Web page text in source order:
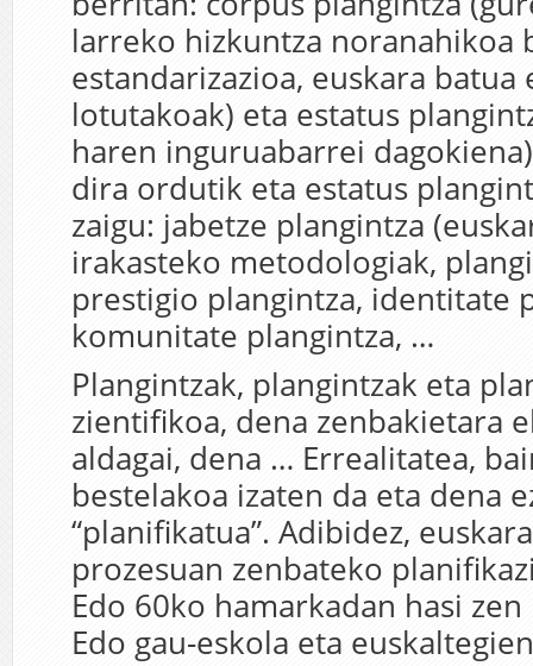
larreko hizkuntza noranahikoa
estandarizazioa, euskara batua
lotutakoak) eta estatus
haren inguruabarrei
dira ordutik eta estatus
zaigu: jabetze plangintza
irakasteko metodologiak,
prestigio plangintza, identitate
komunitate plangintza, …
Plangintzak, plangintzak eta
zientifikoa, dena zenbakietara
aldagai, dena … Errealitatea,
bestelakoa izaten da eta dena
“planifikatua”. Adibidez,
prozesuan zenbateko
Edo 60ko hamarkadan hasi
Edo gau-eskola eta